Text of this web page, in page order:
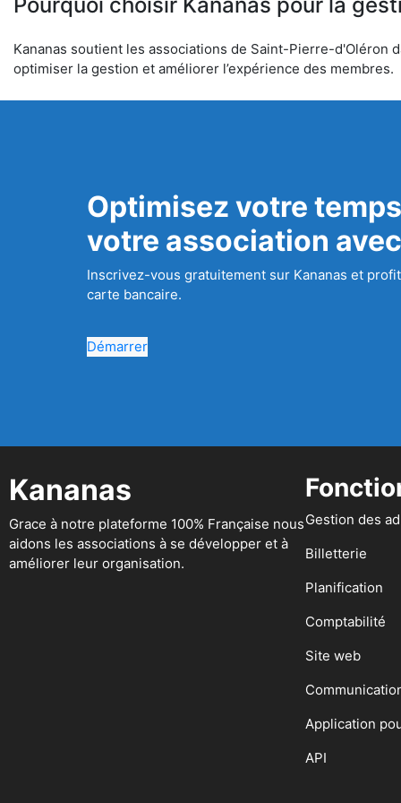
Kananas soutient les associations de Saint-Pierre-d'Oléron
optimiser la gestion et améliorer l’expérience des membres.
Optimisez votre
votre association
Inscrivez-vous gratuitement sur Kananas et
carte bancaire.
Démarrer
Kananas
Grace à notre plateforme 100% Française nous
aidons les associations à se développer et à
améliorer leur organisation.
Gestion des
Billetterie
Planification
Comptabilité
Site web
Application
API